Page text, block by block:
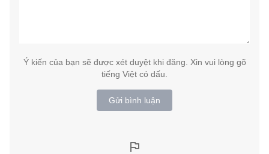
Ý kiến của bạn sẽ được xét duyệt khi đăng. Xin vui lòng gõ
tiếng Việt có dấu.
Gửi bình luận